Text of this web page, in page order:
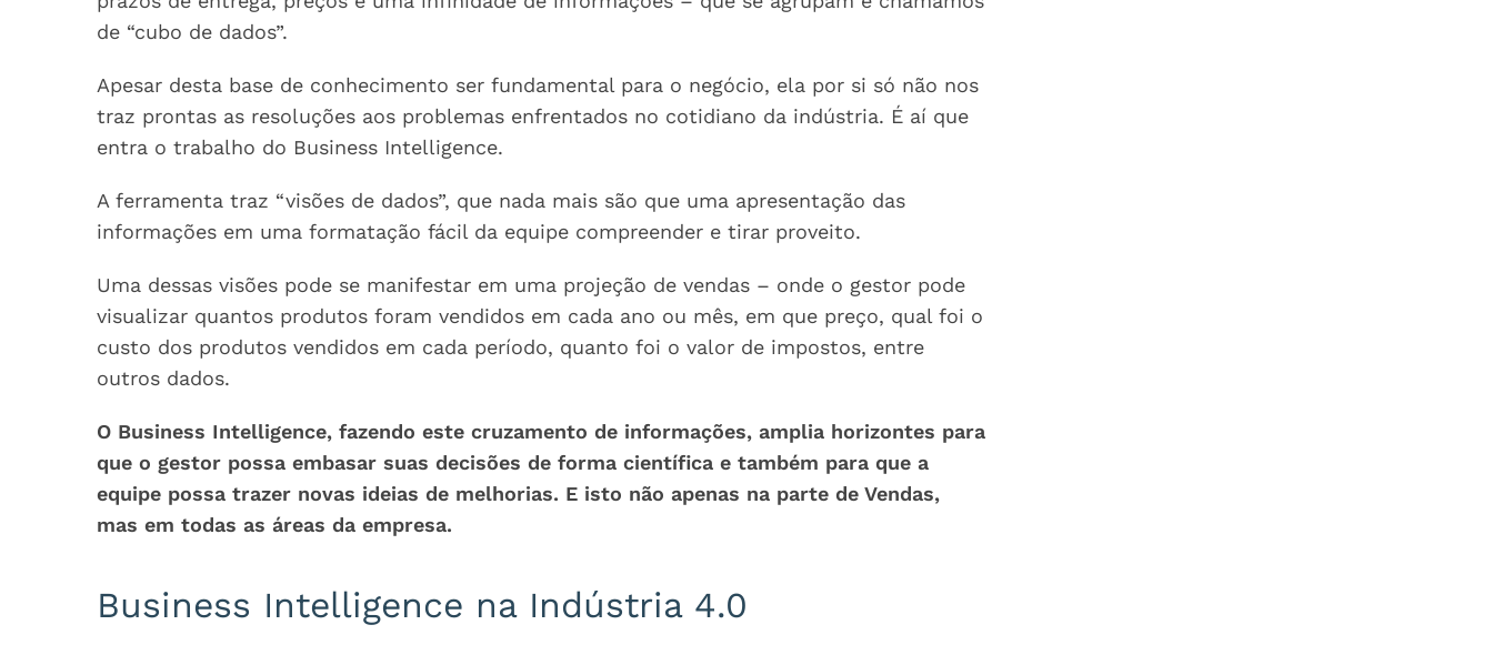
de “cubo de dados”.
Apesar desta base de conhecimento ser fundamental para o negócio, ela por si só não nos
traz prontas as resoluções aos problemas enfrentados no cotidiano da indústria. É aí que
entra o trabalho do Business Intelligence.
A ferramenta traz “visões de dados”, que nada mais são que uma apresentação das
informações em uma formatação fácil da equipe compreender e tirar proveito.
Uma dessas visões pode se manifestar em uma projeção de vendas – onde o gestor pode
visualizar quantos produtos foram vendidos em cada ano ou mês, em que preço, qual foi o
custo dos produtos vendidos em cada período, quanto foi o valor de impostos, entre
outros dados.
O Business Intelligence, fazendo este cruzamento de informações, amplia horizontes para
que o gestor possa embasar suas decisões de forma científica e também para que a
equipe possa trazer novas ideias de melhorias. E isto não apenas na parte de Vendas,
mas em todas as áreas da empresa.
Business Intelligence na Indústria 4.0